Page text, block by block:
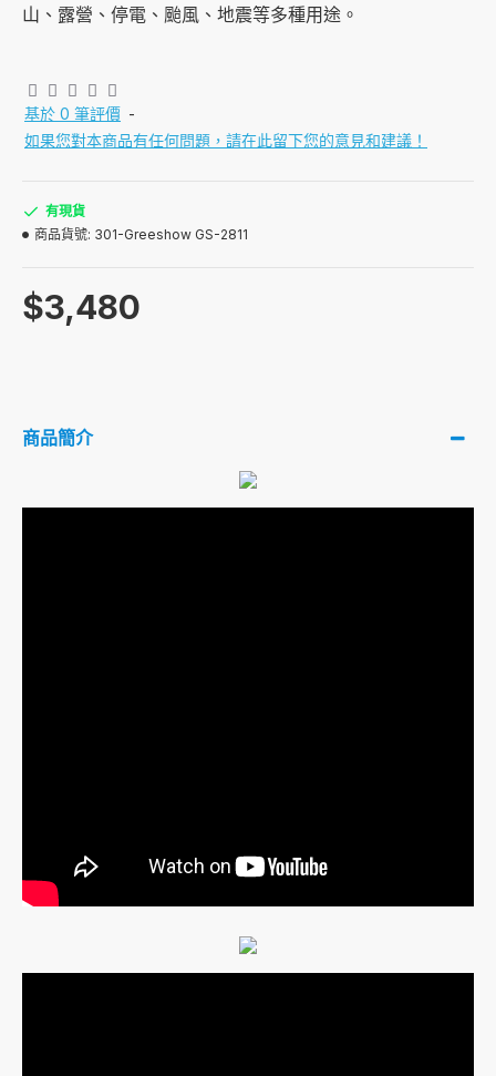
山、露營、停電、颱風、地震等多種用途。
基於 0 筆評價 -
如果您對本商品有任何問題，請在此留下您的意見和建議！
$3,480
有現貨
商品貨號: 301-Greeshow GS-2811
商品簡介